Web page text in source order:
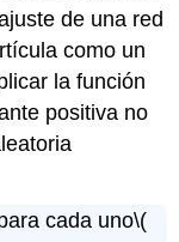
de una red
como un
la función
positiva no
cada uno\(